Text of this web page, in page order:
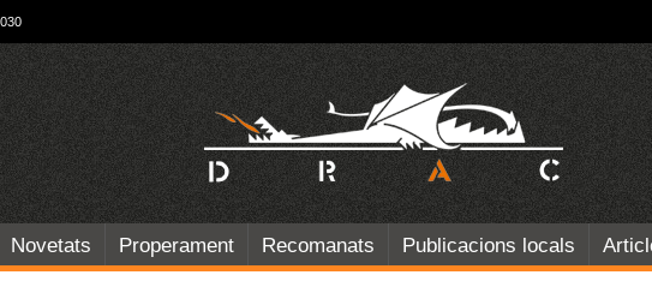
Novetats Properament Recomanats Publicacions locals